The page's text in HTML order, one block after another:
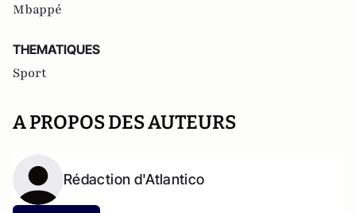
Mbappé
THEMATIQUES
Sport
A PROPOS DES AUTEURS
Rédaction d'Atlantico